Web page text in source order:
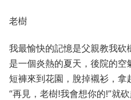
老樹
我最愉快的記憶是父親教我
是一個炎熱的夏天，後院的
短褲來到花園，脫掉襯衫，拿
“再見，老樹!我會想你的!”就